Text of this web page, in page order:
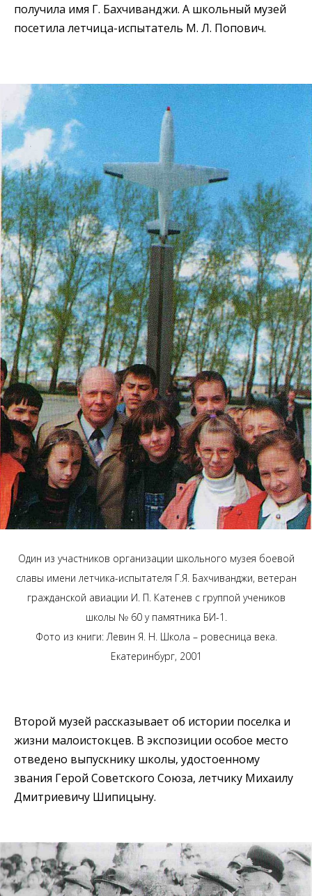
получила имя Г. Бахчиванджи. А школьный музей
посетила летчица-испытатель М. Л. Попович.
Один из участников организации школьного музея боевой
славы имени летчика-испытателя Г.Я. Бахчиванджи, ветеран
гражданской авиации И. П. Катенев с группой учеников
школы № 60 у памятника БИ-1.
Фото из книги: Левин Я. Н. Школа – ровесница века.
Екатеринбург, 2001
Второй музей рассказывает об истории поселка и
жизни малоистокцев. В экспозиции особое место
отведено выпускнику школы, удостоенному
звания Герой Советского Союза, летчику Михаилу
Дмитриевичу Шипицыну.